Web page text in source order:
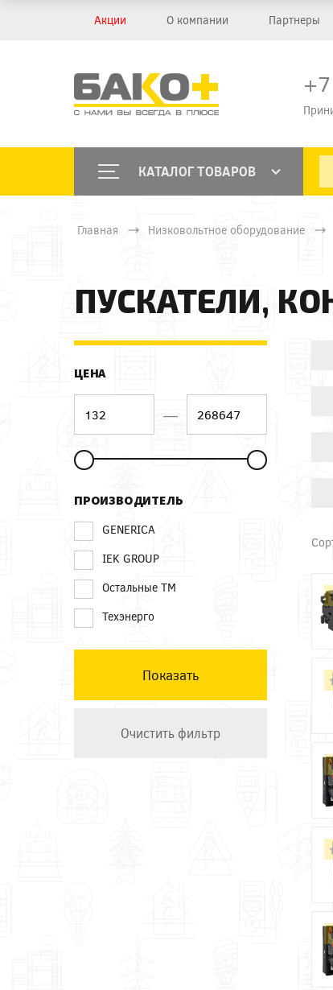
Акции О компании Партнеры
КАТАЛОГ ТОВАРОВ
Главная Низковольтное оборудование
ПУСКАТЕЛИ,
ЦЕНА
—
ПРОИЗВОДИТЕЛЬ
GENERICA
IEK GROUP
Остальные ТМ
Техэнерго